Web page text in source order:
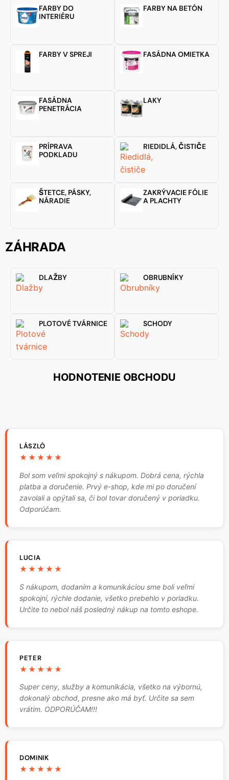
FARBY DO
INTERIÉRU
FARBY NA BETÓN
FARBY V SPREJI FASÁDNA OMIETKA
FASÁDNA
PENETRÁCIA
LAKY
PRÍPRAVA
PODKLADU
RIEDIDLÁ, ČISTIČE
ŠTETCE, PÁSKY,
NÁRADIE
ZAKRÝVACIE FÓLIE
A PLACHTY
ZÁHRADA
DLAŽBY OBRUBNÍKY
PLOTOVÉ TVÁRNICE SCHODY
HODNOTENIE OBCHODU
LÁSZLÓ
★★★★★
Bol som veľmi spokojný s nákupom. Dobrá cena, rýchla
platba a doručenie. Prvý e-shop, kde mi po doručení
zavolali a opýtali sa, či bol tovar doručený v poriadku.
Odporúčam.
LUCIA
★★★★★
S nákupom, dodaním a komunikáciou sme boli veľmi
spokojní, rýchle dodanie, všetko prebehlo v poriadku.
Určite to nebol náš posledný nákup na tomto eshope.
PETER
★★★★★
Super ceny, služby a komunikácia, všetko na výbornú,
dokonalý obchod, presne ako má byť. Určite sa sem
vrátim. ODPORÚČAM!!!
DOMINIK
★★★★★